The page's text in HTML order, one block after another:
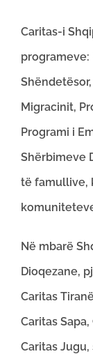
Caritas-i
programeve:
Migracinit,
Programi i
Shërbimeve
të famullive,
Në mbarë
Dioqezane,
Caritas
Caritas
Caritas